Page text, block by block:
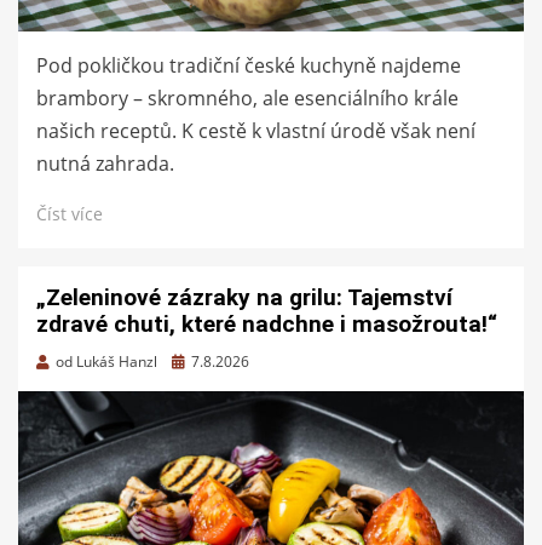
Pod pokličkou tradiční české kuchyně najdeme
brambory – skromného, ale esenciálního krále
našich receptů. K cestě k vlastní úrodě však není
nutná zahrada.
Číst více
„Zeleninové zázraky na grilu: Tajemství
zdravé chuti, které nadchne i masožrouta!“
od Lukáš Hanzl
Zveřejněno
7.8.2026